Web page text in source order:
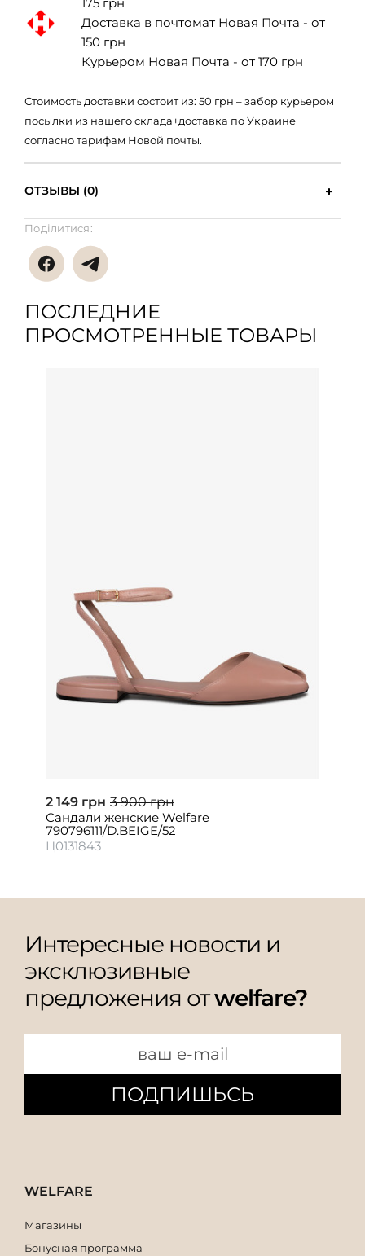
175 грн
Доставка в почтомат Новая Почта - от
150 грн
Курьером Новая Почта - от 170 грн
Стоимость доставки состоит из: 50 грн – забор курьером
посылки из нашего склада+доставка по Украине
согласно тарифам Новой почты.
ОТЗЫВЫ (0)
Поділитися:
ПОСЛЕДНИЕ
ПРОСМОТРЕННЫЕ ТОВАРЫ
2 149 грн 3 900 грн
Сандали женские Welfare
790796111/D.BEIGE/52
Ц0131843
Интересные новости и
эксклюзивные
предложения отwelfare?
ПОДПИШЬСЬ
WELFARE
Магазины
Бонусная программа